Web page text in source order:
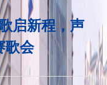
启新程，声
歌会